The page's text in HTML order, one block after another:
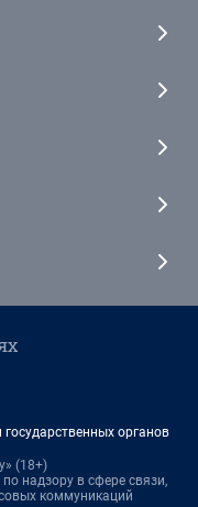
органов
(18+)
надзору в сфере связи,
коммуникаций